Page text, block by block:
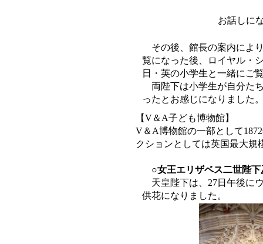
お話しに
その後、館長の案内によ
覧になった後、ロイヤル・
日・英の小学生と一緒にご
両陛下は小学生が自分た
ったとお感じになりました
【V＆A子ども博物館】
V＆A博物館の一部として
クションとしては英国最大規
○女王エリザベス二世陛
天皇陛下は、27日午後に
供花になりました。